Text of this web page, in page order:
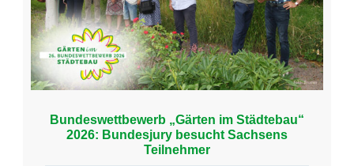
Bundeswettbewerb „Gärten im Städtebau“
2026: Bundesjury besucht Sachsens
Teilnehmer